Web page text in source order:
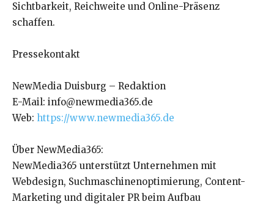
Sichtbarkeit, Reichweite und Online-Präsenz
schaffen.
Pressekontakt
NewMedia Duisburg – Redaktion
E-Mail: info@newmedia365.de
Web: https://www.newmedia365.de
Über NewMedia365:
NewMedia365 unterstützt Unternehmen mit
Webdesign, Suchmaschinenoptimierung, Content-
Marketing und digitaler PR beim Aufbau